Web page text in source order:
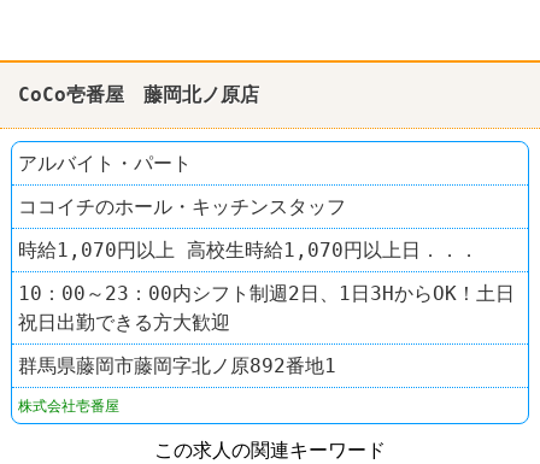
CoCo壱番屋 藤岡北ノ原店
アルバイト・パート
ココイチのホール・キッチンスタッフ
時給1,070円以上 高校生時給1,070円以上日．．．
10：00～23：00内シフト制週2日、1日3HからOK！土日
祝日出勤できる方大歓迎
群馬県藤岡市藤岡字北ノ原892番地1
株式会社壱番屋
この求人の関連キーワード